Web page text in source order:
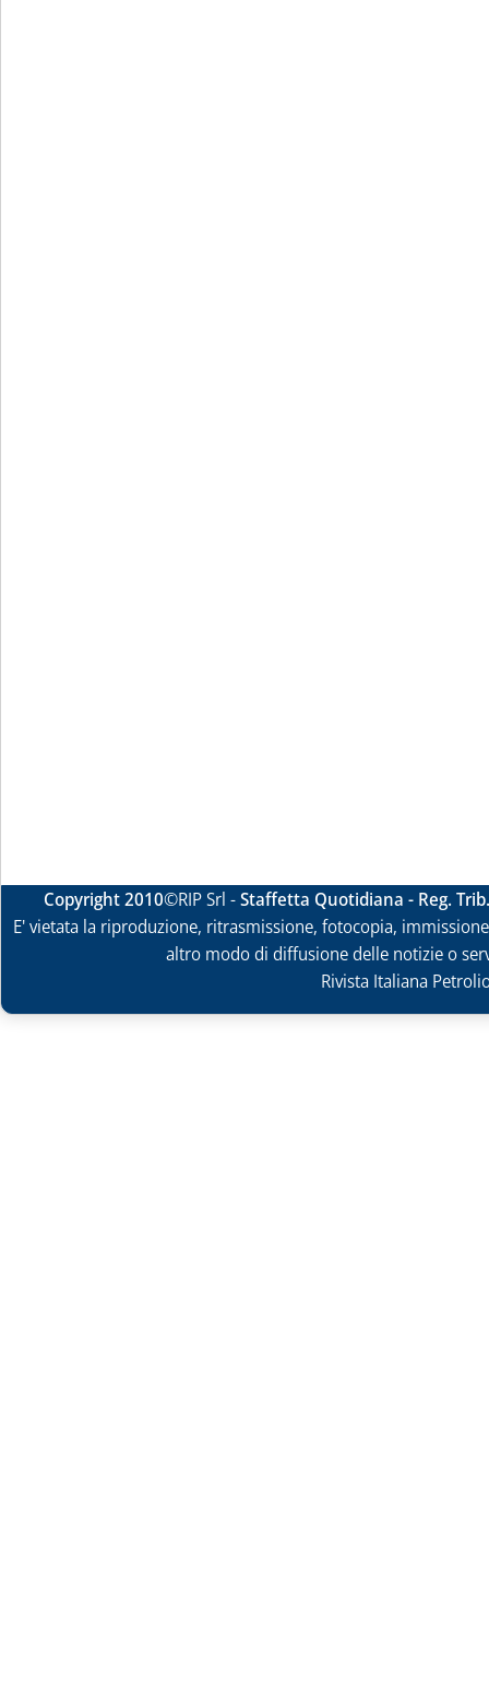
Copyright 2010©RIP Srl -Staffetta Quotidiana - Reg.
E' vietata la riproduzione, ritrasmissione, fotocopia,
altro modo di diffusione delle notizie o
Rivista Italiana